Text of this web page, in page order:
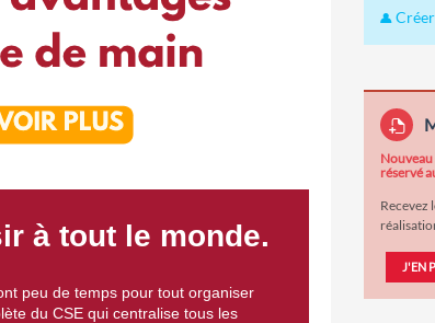
à tout le monde.
peu de temps pour tout organiser
du CSE qui centralise tous les
réservé
Recevez
J'EN